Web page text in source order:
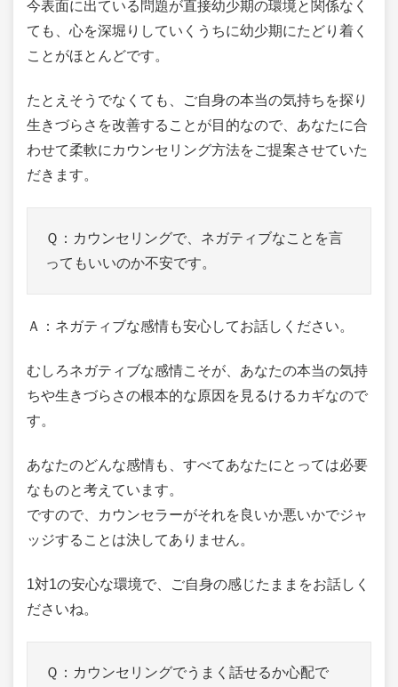
今表面に出ている問題が直接幼少期の環境と関係なく
ても、心を深堀りしていくうちに幼少期にたどり着く
ことがほとんどです。
たとえそうでなくても、ご自身の本当の気持ちを探り
生きづらさを改善することが目的なので、あなたに合
わせて柔軟にカウンセリング方法をご提案させていた
だきます。
Ｑ：カウンセリングで、ネガティブなことを言
ってもいいのか不安です。
Ａ：ネガティブな感情も安心してお話しください。
むしろネガティブな感情こそが、あなたの本当の気持
ちや生きづらさの根本的な原因を見るけるカギなので
す。
あなたのどんな感情も、すべてあなたにとっては必要
なものと考えています。
ですので、カウンセラーがそれを良いか悪いかでジャ
ッジすることは決してありません。
1対1の安心な環境で、ご自身の感じたままをお話しく
ださいね。
Ｑ：カウンセリングでうまく話せるか心配で